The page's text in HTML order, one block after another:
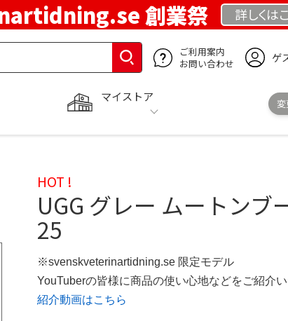
創業祭 詳しくは
ご利用案内
お問い合わせ
ゲ
マイストア
HOT !
UGG グレー ムートン
25
※svenskveterinartidning.se 限定モデル
YouTuberの皆様に商品の使い心地などをご紹介
紹介動画はこちら